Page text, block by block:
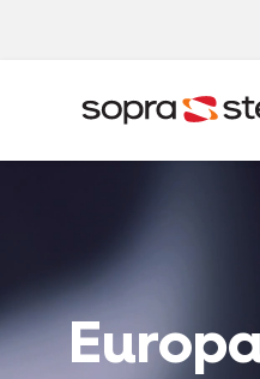
Sök
Sverige
Belgien
Indien